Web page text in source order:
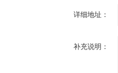
详细地址：
补充说明：